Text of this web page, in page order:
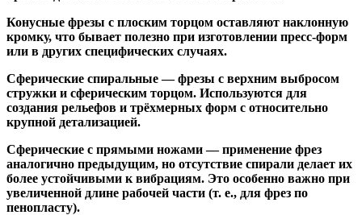
Конусные фрезы с плоским торцом оставляют наклонную
кромку, что бывает полезно при изготовлении пресс-форм
или в других специфических случаях.
Сферические спиральные— фрезы с верхним выбросом
стружки и сферическим торцом. Используются для
создания рельефов и трёхмерных форм с относительно
крупной детализацией.
Сферические с прямыми ножами— применение фрез
аналогично предыдущим, но отсутствие спирали делает их
более устойчивыми к вибрациям. Это особенно важно при
увеличенной длине рабочей части (т. е., для фрез по
пенопласту).